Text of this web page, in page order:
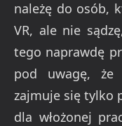
należę do osób,
VR, ale nie
tego naprawdę
pod uwagę, że
zajmuje się tylko
dla włożonej